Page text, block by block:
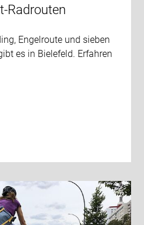
Radrouten
Engelroute und sieben
es in Bielefeld. Erfahren